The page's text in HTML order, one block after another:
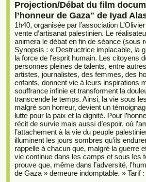
Projection/Débat du film
l’honneur de Gaza" de Iyad
1h40, organisée par l’association
vente d’artisanat palestinien. Le
animera le débat en fin de séance (sous
Synopsis : « Destructrice implacable, la
la force de l’esprit humain. Les citoyens
personnes pleines de talents, entre
artistes, journalistes, des femmes, des
enfants, donnent vie à leurs inspirations
souffrance infinie et transforment la
transcende le temps. Ainsi, la vie sous
malgré son horreur, devient un
lutte pour la paix et la dignité. Pour
récit de survie mais aussi d’espoir, où
l’attachement à la vie du peuple
illuminent les jours sombres qu’ils
rappelle à chacun que, malgré la guerre
vie continue dans les camps et sous les
prouve que, même dans l’adversité,
de Gaza » demeure indomptable. » Tarif :